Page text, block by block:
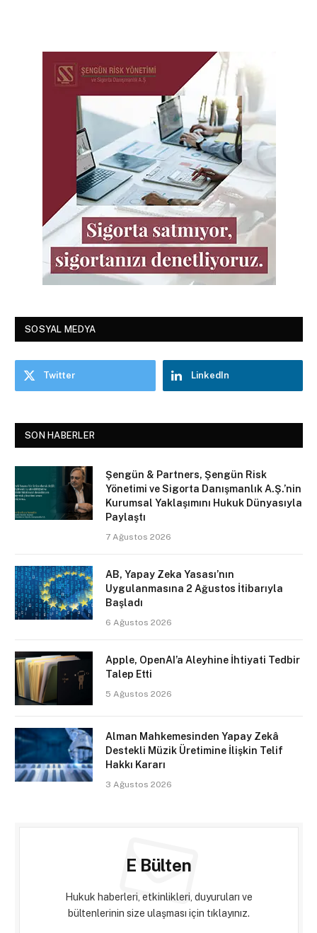
SOSYAL MEDYA
Twitter LinkedIn
SON HABERLER
Şengün & Partners, Şengün Risk
Yönetimi ve Sigorta Danışmanlık A.Ş.’nin
Kurumsal Yaklaşımını Hukuk Dünyasıyla
Paylaştı
7 Ağustos 2026
AB, Yapay Zeka Yasası’nın
Uygulanmasına 2 Ağustos İtibarıyla
Başladı
6 Ağustos 2026
Apple, OpenAI’a Aleyhine İhtiyati Tedbir
Talep Etti
5 Ağustos 2026
Alman Mahkemesinden Yapay Zekâ
Destekli Müzik Üretimine İlişkin Telif
Hakkı Kararı
3 Ağustos 2026
E Bülten
Hukuk haberleri, etkinlikleri, duyuruları ve
bültenlerinin size ulaşması için tıklayınız.